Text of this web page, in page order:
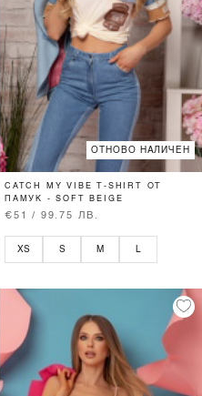
ОТНОВО НАЛИЧЕН
CATCH MY VIBE T-SHIRT ОТ
ПАМУК - SOFT BEIGE
€51 / 99.75 ЛВ.
XS S M